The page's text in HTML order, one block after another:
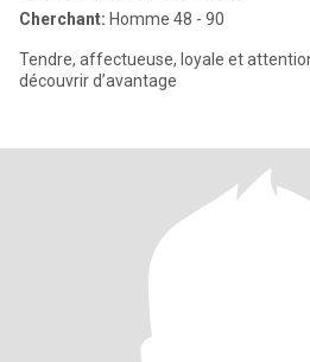
Cherchant: Homme 48 - 90
Tendre, affectueuse, loyale et
découvrir d’avantage